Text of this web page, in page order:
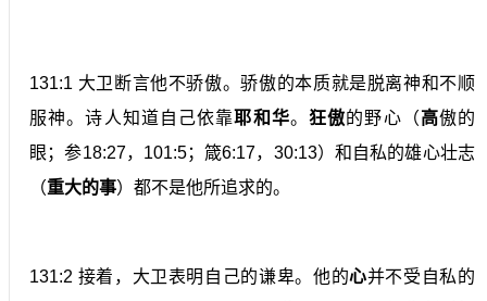
131:1 大卫断言他不骄傲。骄傲的本质就是脱离神和不顺
服神。诗人知道自己依靠耶和华。 狂傲的野心（高傲的
眼；参18:27，101:5；箴6:17，30:13）和自私的雄心壮志
（重大的事）都不是他所追求的。
131:2 接着，大卫表明自己的谦卑。他的心并不受自私的